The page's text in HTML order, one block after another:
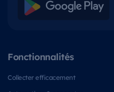
Fonctionnalités
Collecter efficacement